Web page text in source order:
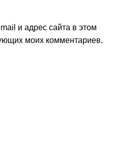
и адрес сайта в этом
моих комментариев.